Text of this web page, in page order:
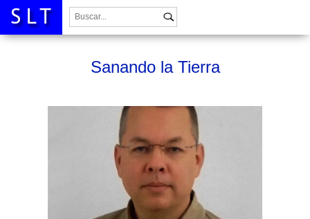
Buscar:
Sanando la Tierra